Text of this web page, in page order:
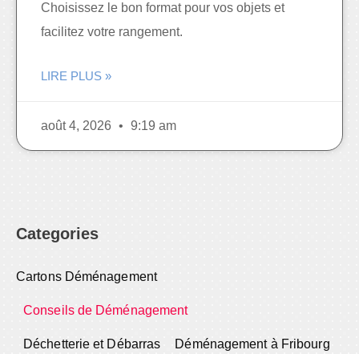
Choisissez le bon format pour vos objets et
facilitez votre rangement.
LIRE PLUS »
août 4, 2026 9:19 am
Categories
Cartons Déménagement
Conseils de Déménagement
Déchetterie et Débarras Déménagement à Fribourg